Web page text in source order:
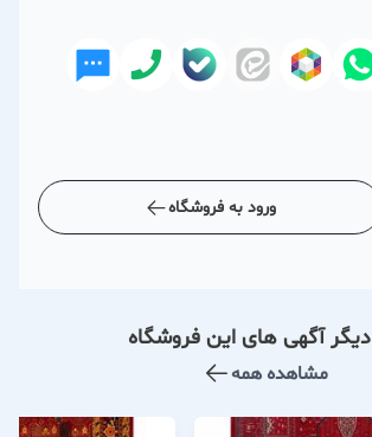
ورود به فروشگاه
دیگر آگهی های این فروشگاه
مشاهده همه